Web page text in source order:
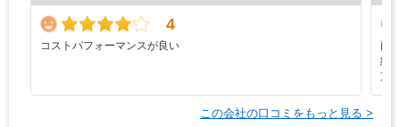
4
コストパフォーマンスが良い
雨
納
支
この会社の口コミをもっと見る >